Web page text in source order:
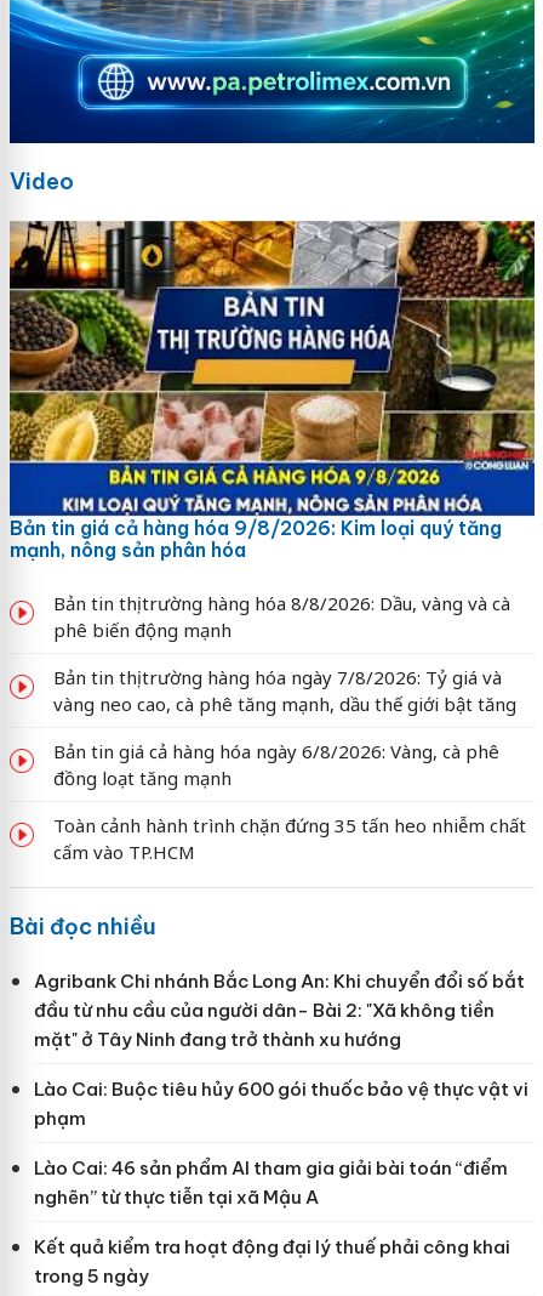
Video
Bản tin giá cả hàng hóa 9/8/2026: Kim loại quý tăng
mạnh, nông sản phân hóa
Bản tin thị trường hàng hóa 8/8/2026: Dầu, vàng và cà
phê biến động mạnh
Bản tin thị trường hàng hóa ngày 7/8/2026: Tỷ giá và
vàng neo cao, cà phê tăng mạnh, dầu thế giới bật tăng
Bản tin giá cả hàng hóa ngày 6/8/2026: Vàng, cà phê
đồng loạt tăng mạnh
Toàn cảnh hành trình chặn đứng 35 tấn heo nhiễm chất
cấm vào TP.HCM
Bài đọc nhiều
Agribank Chi nhánh Bắc Long An: Khi chuyển đổi số bắt
đầu từ nhu cầu của người dân- Bài 2: "Xã không tiền
mặt" ở Tây Ninh đang trở thành xu hướng
Lào Cai: Buộc tiêu hủy 600 gói thuốc bảo vệ thực vật vi
phạm
Lào Cai: 46 sản phẩm AI tham gia giải bài toán “điểm
nghẽn” từ thực tiễn tại xã Mậu A
Kết quả kiểm tra hoạt động đại lý thuế phải công khai
trong 5 ngày